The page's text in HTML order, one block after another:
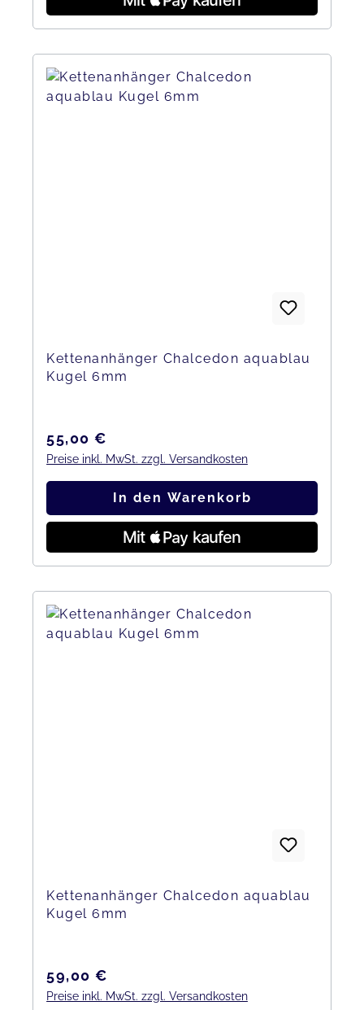
Kettenanhänger Chalcedon aquablau
Kugel 6mm
Regulärer Preis:
55,00 €
Preise inkl. MwSt. zzgl. Versandkosten
In den Warenkorb
Kettenanhänger Chalcedon aquablau
Kugel 6mm
Regulärer Preis:
59,00 €
Preise inkl. MwSt. zzgl. Versandkosten